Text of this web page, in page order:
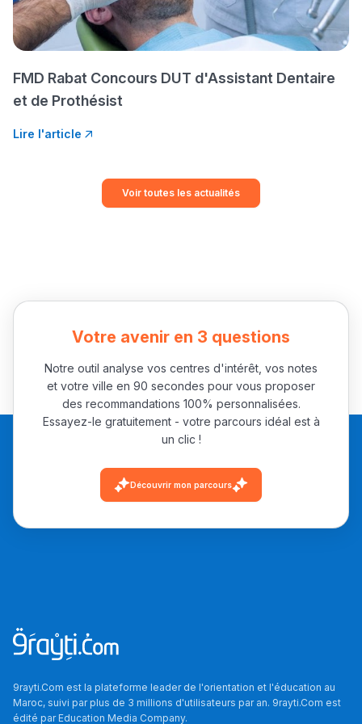
FMD Rabat Concours DUT d'Assistant Dentaire
et de Prothésist
Lire l'article
Voir toutes les actualités
Votre avenir en 3 questions
Notre outil analyse vos centres d'intérêt, vos notes
et votre ville en 90 secondes pour vous proposer
des recommandations 100% personnalisées.
Essayez-le gratuitement - votre parcours idéal est à
un clic !
Découvrir mon parcours
9rayti.Com est la plateforme leader de l'orientation et l'éducation au
Maroc, suivi par plus de 3 millions d'utilisateurs par an. 9rayti.Com est
édité parEducation Media Company.